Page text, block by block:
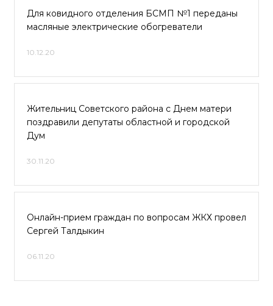
Для ковидного отделения БСМП №1 переданы
масляные электрические обогреватели
10.12.20
Жительниц Советского района с Днем матери
поздравили депутаты областной и городской
Дум
30.11.20
Онлайн-прием граждан по вопросам ЖКХ провел
Сергей Талдыкин
06.11.20